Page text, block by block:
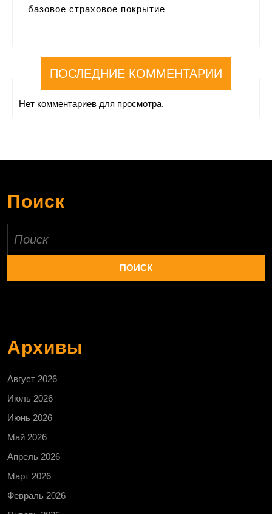
базовое страховое покрытие
ПОСЛЕДНИЕ КОММЕНТАРИИ
Нет комментариев для просмотра.
Поиск
Архивы
Август 2026
Июль 2026
Июнь 2026
Май 2026
Апрель 2026
Март 2026
Февраль 2026